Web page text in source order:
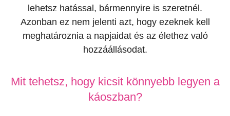
lehetsz hatással, bármennyire is szeretnél.
Azonban ez nem jelenti azt, hogy ezeknek kell
meghatároznia a napjaidat és az élethez való
hozzáállásodat.
Mit tehetsz, hogy kicsit könnyebb legyen a
káoszban?